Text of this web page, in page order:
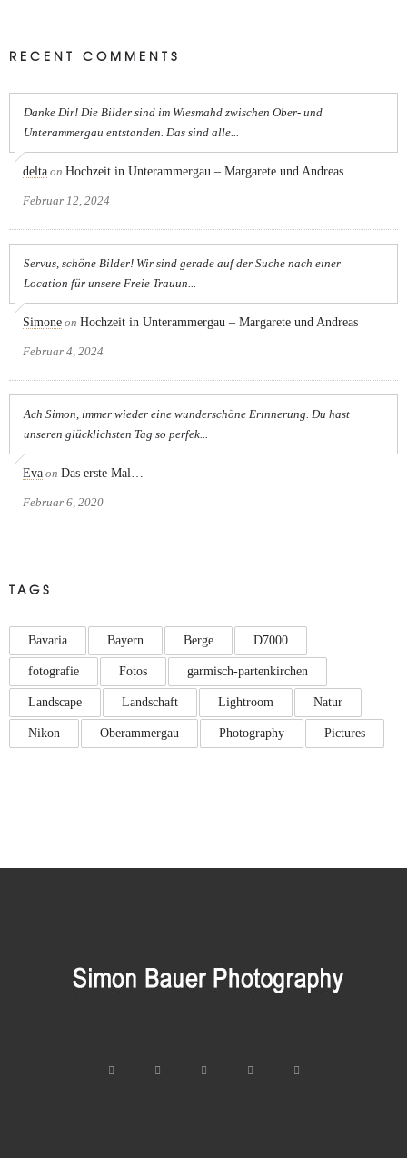
RECENT COMMENTS
Danke Dir! Die Bilder sind im Wiesmahd zwischen Ober- und
Unterammergau entstanden. Das sind alle...
delta on Hochzeit in Unterammergau – Margarete und Andreas
Februar 12, 2024
Servus, schöne Bilder! Wir sind gerade auf der Suche nach einer
Location für unsere Freie Trauun...
Simone on Hochzeit in Unterammergau – Margarete und Andreas
Februar 4, 2024
Ach Simon, immer wieder eine wunderschöne Erinnerung. Du hast
unseren glücklichsten Tag so perfek...
Eva on Das erste Mal…
Februar 6, 2020
TAGS
Bavaria Bayern Berge D7000
fotografie Fotos garmisch-partenkirchen
Landscape Landschaft Lightroom Natur
Nikon Oberammergau Photography Pictures